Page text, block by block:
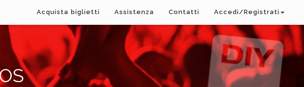
Acquista biglietti Assistenza Contatti Accedi/Registrati